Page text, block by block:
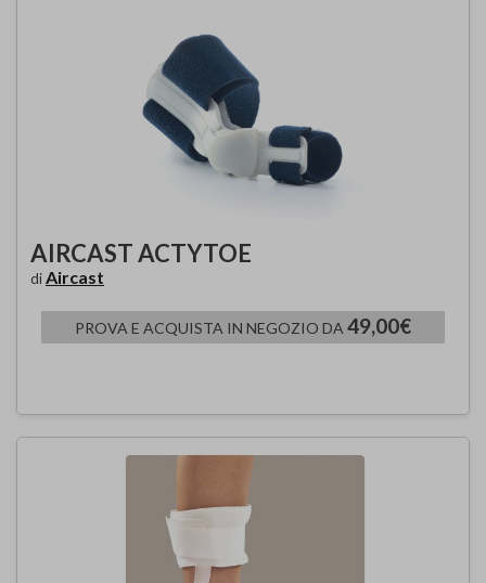
AIRCAST ACTYTOE
diAircast
PROVA E ACQUISTA IN NEGOZIO DA 49,00€